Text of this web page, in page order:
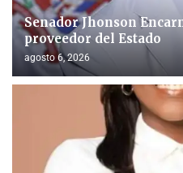
Senador Jhonson
proveedor del Estado
agosto 6, 2026